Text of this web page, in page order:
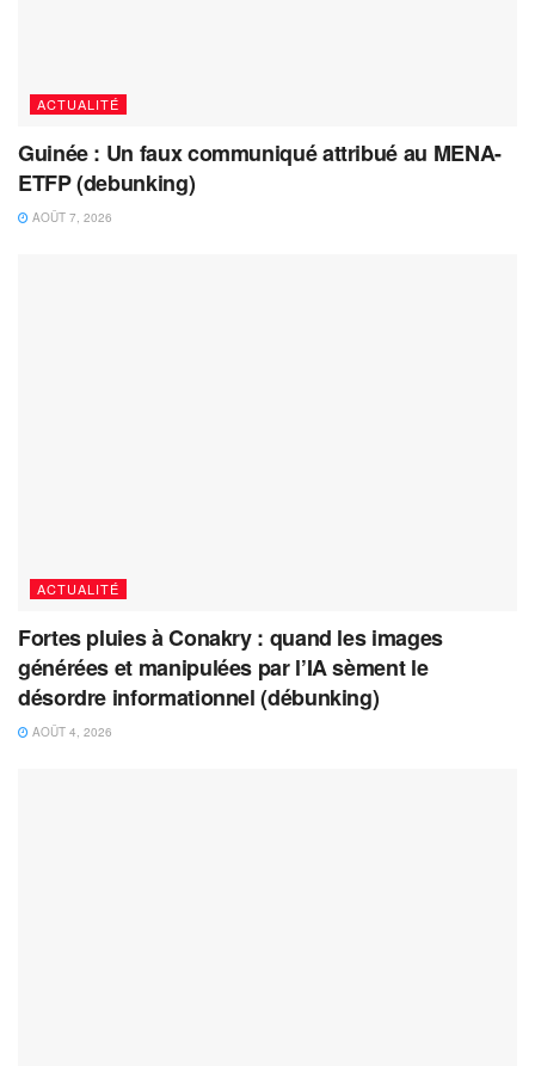
ACTUALITÉ
Guinée : Un faux communiqué attribué au MENA-
ETFP (debunking)
AOÛT 7, 2026
ACTUALITÉ
Fortes pluies à Conakry : quand les images
générées et manipulées par l’IA sèment le
désordre informationnel (débunking)
AOÛT 4, 2026